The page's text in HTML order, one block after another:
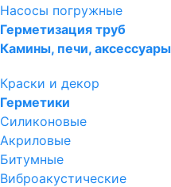
Насосы погружные
Герметизация труб
Камины, печи, аксессуары
Краски и декор
Герметики
Силиконовые
Акриловые
Битумные
Виброакустические